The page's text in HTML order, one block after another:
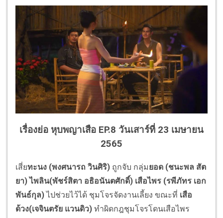
เรื่องย่อ หุบพญาเสือ EP.8 วันเสาร์ที่ 23 เมษายน
2565
เสี่ยทะนง (พงศนารถ วินศิริ) ถูกจับ กลุ่มยอด (ชนะพล สัต
ยา) ไพลิน(พัชร์สิตา อธิอนันตศักดิ์) เสือไพร (รพีภัทร เอก
พันธ์กุล)ไปช่วยไว้ได้ ชุมโจรจัดงานเลี้ยง ขณะที่ เสือ
ด้วง(เจจินตรัย แวนดิว) ทำผิดกฎชุมโจรโดนเสือไพร